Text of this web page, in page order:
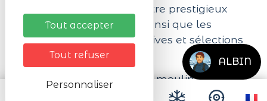
avec en point d'orgue notre prestigieux
Grand Cru Mambourg, ainsi que les
célèbres vendanges tardives et sélections
de grains nobles.
Installée dans un ancien moulin,
transformé en cave dans les années 60,
ALBIN
Tout accepter
Tout refuser
Personnaliser